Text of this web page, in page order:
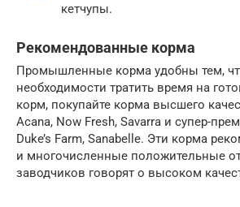
кетчупы.
Рекомендованные корма
Промышленные корма удобны тем,
необходимости тратить время на
корм, покупайте корма высшего
Acana, Now Fresh, Savarra и супер-
Duke’s Farm, Sanabelle. Эти корма
и многочисленные положительные
заводчиков говорят о высоком